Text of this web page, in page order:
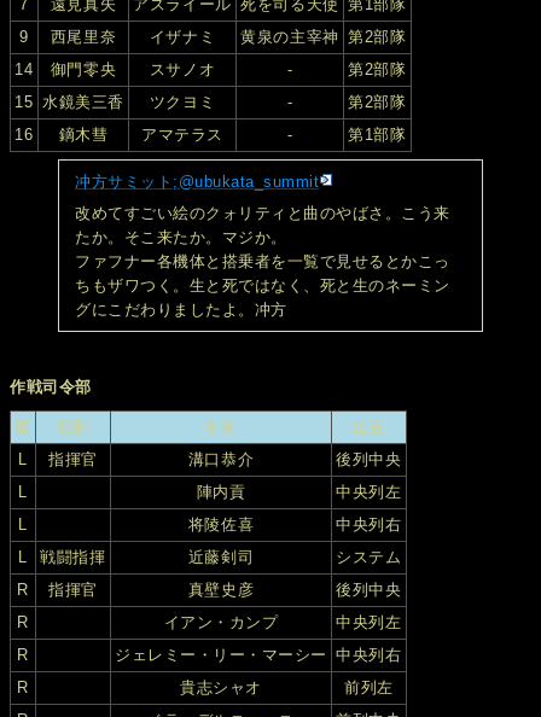
7
遠見真矢 アズライール 死を司る天使
第1部隊
9
西尾里奈 イザナミ 黄泉の主宰神
第2部隊
14
御門零央 スサノオ -
第2部隊
15 水鏡美三香 ツクヨミ -
第2部隊
16
鏑木彗 アマテラス - 第1部隊
冲方サミット;@ubukata_summit
改めてすごい絵のクォリティと曲のやばさ。こう来
たか。そこ来たか。マジか。
ファフナー各機体と搭乗者を一覧で見せるとかこっ
ちもザワつく。生と死ではなく、死と生のネーミン
グにこだわりましたよ。冲方
作戦司令部
艦 役割 名前
位置
L
指揮官 溝口恭介
後列中央
L
陣内貢
中央列左
L
将陵佐喜
中央列右
L
戦闘指揮 近藤剣司
システム
R
指揮官 真壁史彦
後列中央
R
イアン・カンプ
中央列左
R
ジェレミー・リー・マーシー
中央列右
R
貴志シャオ
前列左